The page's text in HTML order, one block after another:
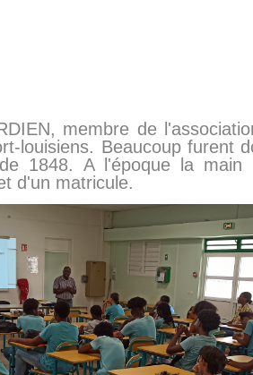
membre de
louisiens. Beaucoup furent
1848. A l'époque la main
d'un matricule.